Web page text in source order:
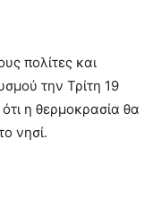
πολίτες και
την Τρίτη 19
η θερμοκρασία θα
νησί.